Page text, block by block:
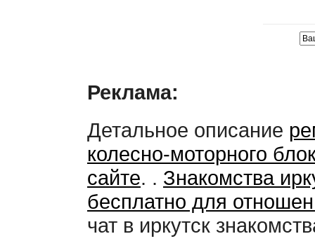
Реклама:
Детальное описание
колесно-моторного
сайте. . Знакомства
бесплатно для
чат в иркутск